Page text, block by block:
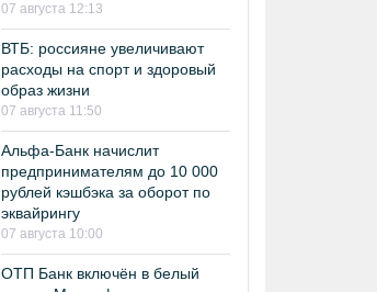
07 августа 12:13
ВТБ: россияне увеличивают
расходы на спорт и здоровый
образ жизни
07 августа 11:50
Альфа-Банк начислит
предпринимателям до 10 000
рублей кэшбэка за оборот по
эквайрингу
07 августа 10:00
ОТП Банк включён в белый